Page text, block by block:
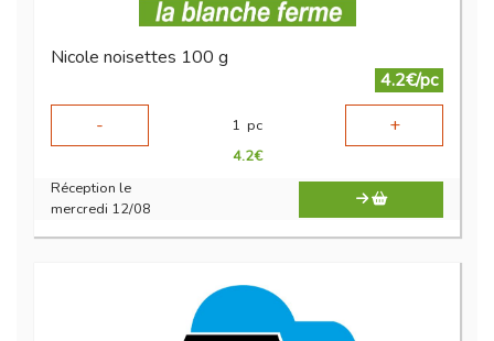
Nicole noisettes 100 g
4.2€/pc
-
1 pc +
4.2€
Réception le
mercredi 12/08